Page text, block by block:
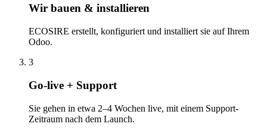
Wir bauen & installieren
ECOSIRE erstellt, konfiguriert und installiert sie auf Ihrem
Odoo.
3
Go-live + Support
Sie gehen in etwa 2–4 Wochen live, mit einem Support-
Zeitraum nach dem Launch.